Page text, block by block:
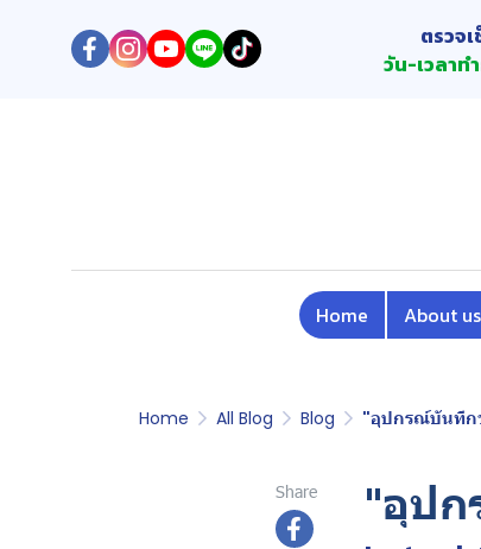
ตรวจ
วัน-เวลาท
Home About us
Home All Blog Blog "อุปกรณ์บันทึก
Share "อุป